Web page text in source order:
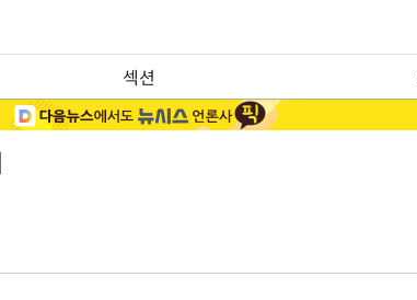
섹션